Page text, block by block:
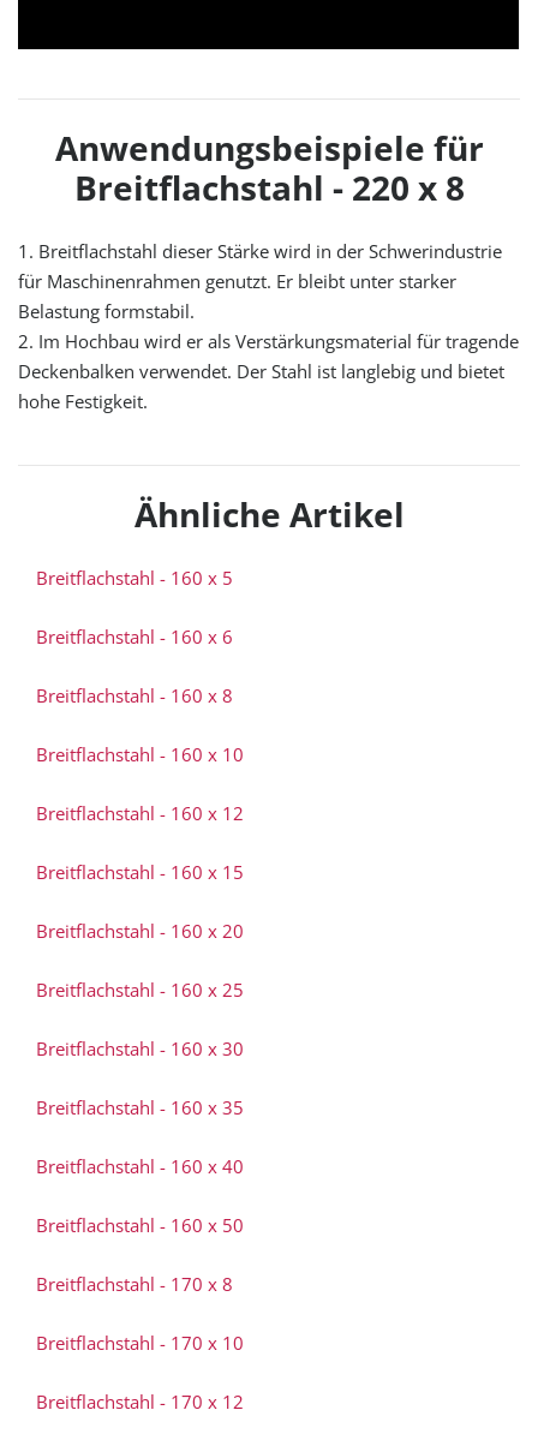
Anwendungsbeispiele für
Breitflachstahl - 220 x 8
1. Breitflachstahl dieser Stärke wird in der Schwerindustrie
für Maschinenrahmen genutzt. Er bleibt unter starker
Belastung formstabil.
2. Im Hochbau wird er als Verstärkungsmaterial für tragende
Deckenbalken verwendet. Der Stahl ist langlebig und bietet
hohe Festigkeit.
Ähnliche Artikel
Breitflachstahl - 160 x 5
Breitflachstahl - 160 x 6
Breitflachstahl - 160 x 8
Breitflachstahl - 160 x 10
Breitflachstahl - 160 x 12
Breitflachstahl - 160 x 15
Breitflachstahl - 160 x 20
Breitflachstahl - 160 x 25
Breitflachstahl - 160 x 30
Breitflachstahl - 160 x 35
Breitflachstahl - 160 x 40
Breitflachstahl - 160 x 50
Breitflachstahl - 170 x 8
Breitflachstahl - 170 x 10
Breitflachstahl - 170 x 12